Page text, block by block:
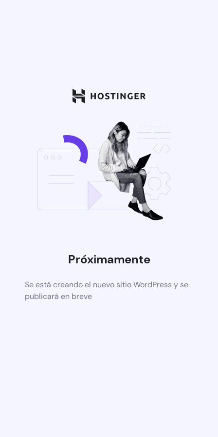
Próximamente
Se está creando el nuevo sitio WordPress y se
publicará en breve